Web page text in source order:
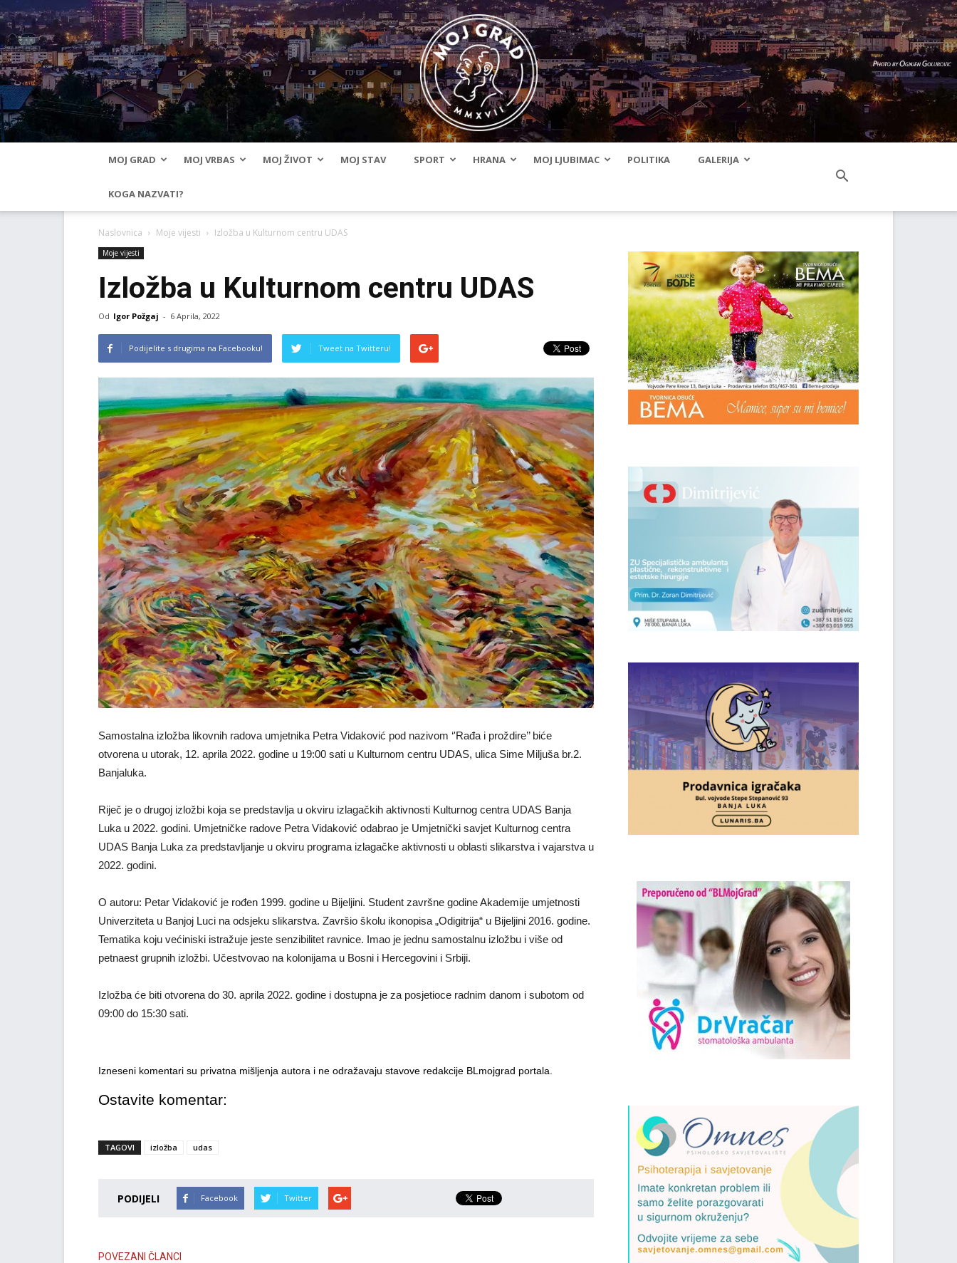
MOJ GRAD MOJ VRBAS MOJ ŽIVOT MOJ STAV SPORT HRANA MOJ LJUBIMAC POLITIKA GALERIJA
KOGA NAZVATI?
Naslovnica Moje vijesti Izložba u Kulturnom centru UDAS
Moje vijesti
Izložba u Kulturnom centru UDAS
Od Igor Požgaj - 6 Aprila, 2022
Podijelite s drugima na Facebooku! Tweet na Twitteru!
Samostalna izložba likovnih radova umjetnika Petra Vidaković pod nazivom ‘'Rađa i proždire’’ biće
otvorena u utorak, 12. aprila 2022. godine u 19:00 sati u Kulturnom centru UDAS, ulica Sime Miljuša br.2.
Banjaluka.
Riječ je o drugoj izložbi koja se predstavlja u okviru izlagačkih aktivnosti Kulturnog centra UDAS Banja
Luka u 2022. godini. Umjetničke radove Petra Vidaković odabrao je Umjetnički savjet Kulturnog centra
UDAS Banja Luka za predstavljanje u okviru programa izlagačke aktivnosti u oblasti slikarstva i vajarstva u
2022. godini.
O autoru: Petar Vidaković je rođen 1999. godine u Bijeljini. Student završne godine Akademije umjetnosti
Univerziteta u Banjoj Luci na odsjeku slikarstva. Završio školu ikonopisa „Odigitrija“ u Bijeljini 2016. godine.
Tematika koju većiniski istražuje jeste senzibilitet ravnice. Imao je jednu samostalnu izložbu i više od
petnaest grupnih izložbi. Učestvovao na kolonijama u Bosni i Hercegovini i Srbiji.
Izložba će biti otvorena do 30. aprila 2022. godine i dostupna je za posjetioce radnim danom i subotom od
09:00 do 15:30 sati.
Izneseni komentari su privatna mišljenja autora i ne odražavaju stavove redakcije BLmojgrad portala.
Ostavite komentar:
TAGOVI izložba udas
PODIJELI Facebook Twitter
POVEZANI ČLANCI